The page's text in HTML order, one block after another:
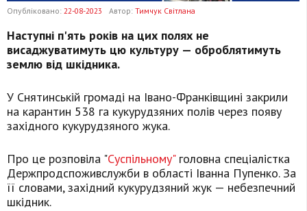
Опубліковано: 22-08-2023 Автор: Тимчук Світлана
Наступні п'ять років на цих полях не
висаджуватимуть цю культуру — оброблятимуть
землю від шкідника.
У Снятинській громаді на Івано-Франківщині закрили
на карантин 538 га кукурудзяних полів через появу
західного кукурудзяного жука.
Про це розповіла "Суспільному"головна спеціалістка
Держпродспоживслужби в області Іванна Пупенко. За
її словами, західний кукурудзяний жук — небезпечний
шкідник.